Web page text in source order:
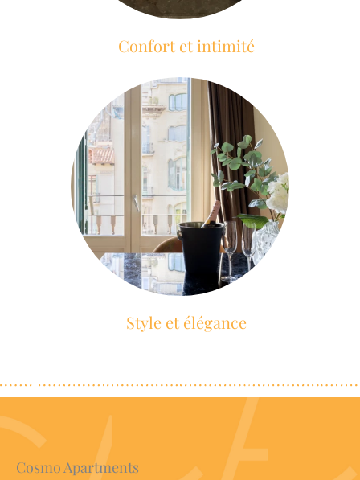
Confort et intimité
Style et élégance
Cosmo Apartments